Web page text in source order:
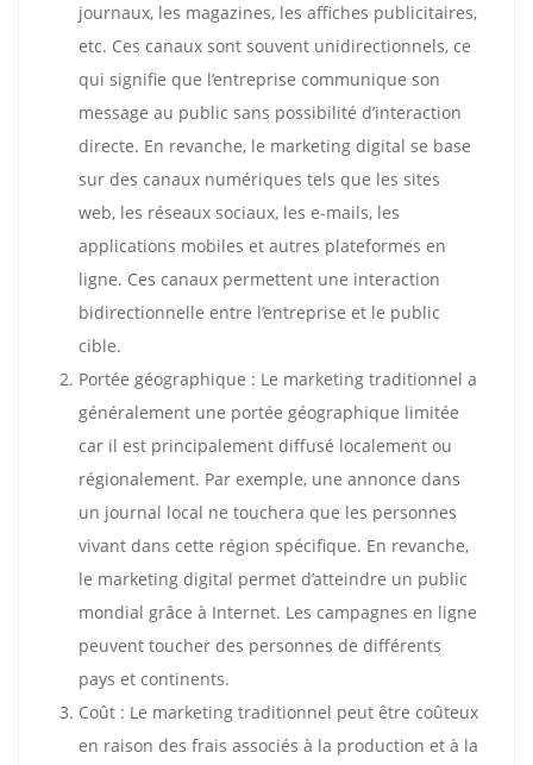
journaux, les magazines, les affiches publicitaires,
etc. Ces canaux sont souvent unidirectionnels, ce
qui signifie que l’entreprise communique son
message au public sans possibilité d’interaction
directe. En revanche, le marketing digital se base
sur des canaux numériques tels que les sites
web, les réseaux sociaux, les e-mails, les
applications mobiles et autres plateformes en
ligne. Ces canaux permettent une interaction
bidirectionnelle entre l’entreprise et le public
cible.
Portée géographique : Le marketing traditionnel a
généralement une portée géographique limitée
car il est principalement diffusé localement ou
régionalement. Par exemple, une annonce dans
un journal local ne touchera que les personnes
vivant dans cette région spécifique. En revanche,
le marketing digital permet d’atteindre un public
mondial grâce à Internet. Les campagnes en ligne
peuvent toucher des personnes de différents
pays et continents.
Coût : Le marketing traditionnel peut être coûteux
en raison des frais associés à la production et à la